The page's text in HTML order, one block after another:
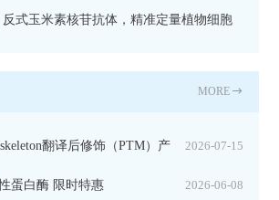
式玉米素核苷抗体，精准定量植物细胞
MORE
2026-07-15
翻译后修饰（PTM）产
2026-06-08
蛋白酶 限时特惠